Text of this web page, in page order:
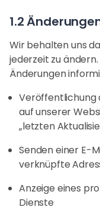
1.2
Wir behalten uns
jederzeit zu
Änderungen
Veröffentlichung
auf unserer
„letzten
Senden einer E-
verknüpfte
Anzeige eines
Dienste